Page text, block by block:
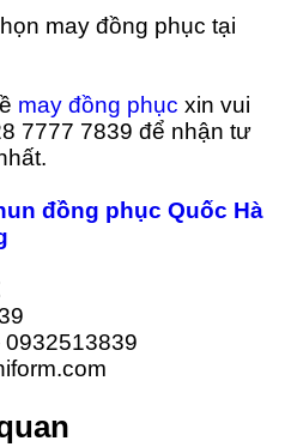
may đồng phục xin vui
7777 7839 để nhận tư
đồng phục Quốc Hà
0932513839